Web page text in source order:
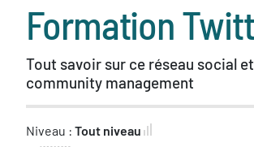
Formation
Tout savoir sur ce réseau social
community management
Niveau : Tout niveau